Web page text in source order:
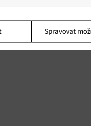
publiku
Spravovat